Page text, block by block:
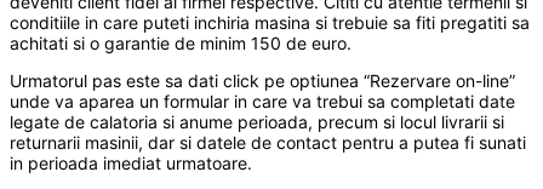
conditiile in care puteti inchiria masina si trebuie sa fiti pregatiti sa
achitati si o garantie de minim 150 de euro.
Urmatorul pas este sa dati click pe optiunea “Rezervare on-line”
unde va aparea un formular in care va trebui sa completati date
legate de calatoria si anume perioada, precum si locul livrarii si
returnarii masinii, dar si datele de contact pentru a putea fi sunati
in perioada imediat urmatoare.